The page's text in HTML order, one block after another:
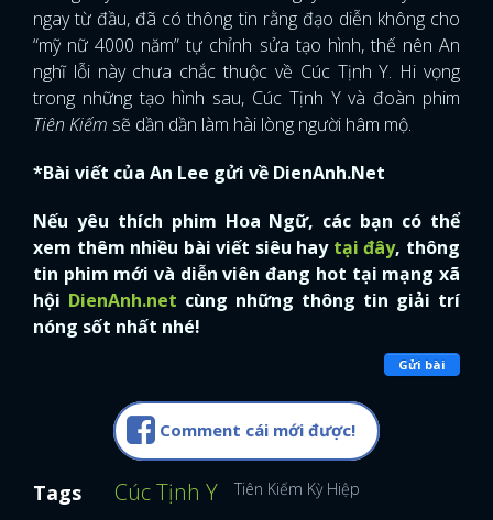
FACEBOOK GOOGLE
ngay từ đầu, đã có thông tin rằng đạo diễn không cho
“mỹ nữ 4000 năm” tự chỉnh sửa tạo hình, thế nên An
nghĩ lỗi này chưa chắc thuộc về Cúc Tịnh Y. Hi vọng
trong những tạo hình sau, Cúc Tịnh Y và đoàn phim
Tiên Kiếm sẽ dần dần làm hài lòng người hâm mộ.
*Bài viết của An Lee gửi về DienAnh.Net
Nếu yêu thích phim Hoa Ngữ, các bạn có thể
xem thêm nhiều bài viết siêu hay tại đây, thông
tin phim mới và diễn viên đang hot tại mạng xã
hội DienAnh.net cùng những thông tin giải trí
nóng sốt nhất nhé!
Gửi bài
Comment cái mới được!
Tags Cúc Tịnh Y Tiên Kiếm Kỳ Hiệp